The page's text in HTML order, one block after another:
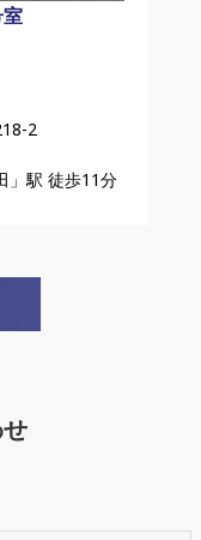
2
」駅 徒歩11分